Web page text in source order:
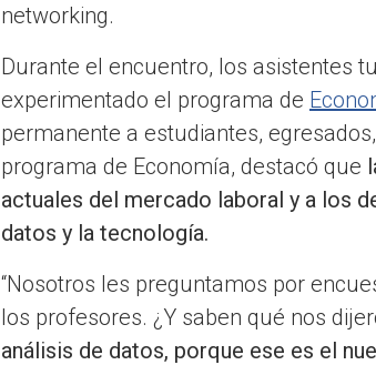
networking.
Durante el encuentro, los asistentes
experimentado el programa de
permanente a estudiantes,
programa de Economía, destacó que
actuales del mercado laboral y a los
datos y la tecnología.
“Nosotros les preguntamos por
los profesores. ¿Y saben qué nos
análisis de datos, porque ese es el